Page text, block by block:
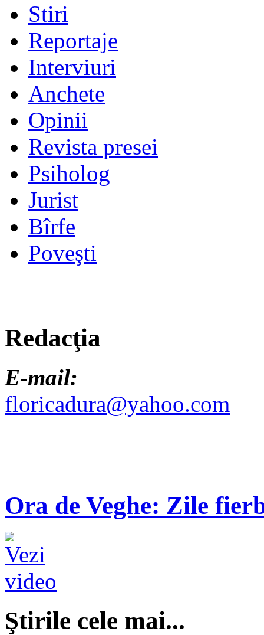
Stiri
Reportaje
Interviuri
Anchete
Opinii
Revista presei
Psiholog
Jurist
Bîrfe
Poveşti
Redacţia
E-mail:
floricadura@yahoo.com
Ora de Veghe: Zile
Ştirile cele mai...